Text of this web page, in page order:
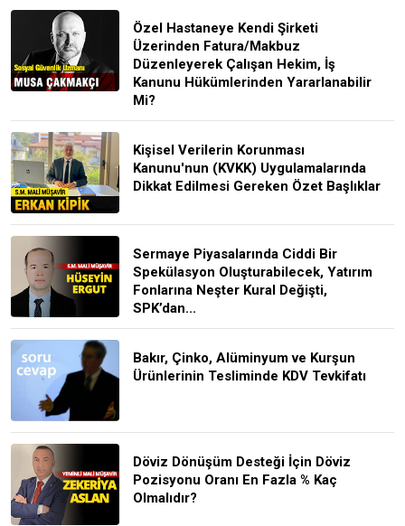
Özel Hastaneye Kendi Şirketi
Üzerinden Fatura/Makbuz
Düzenleyerek Çalışan Hekim, İş
Kanunu Hükümlerinden Yararlanabilir
Mi?
Kişisel Verilerin Korunması
Kanunu'nun (KVKK) Uygulamalarında
Dikkat Edilmesi Gereken Özet Başlıklar
Sermaye Piyasalarında Ciddi Bir
Spekülasyon Oluşturabilecek, Yatırım
Fonlarına Neşter Kural Değişti,
SPK’dan...
Bakır, Çinko, Alüminyum ve Kurşun
Ürünlerinin Tesliminde KDV Tevkifatı
Döviz Dönüşüm Desteği İçin Döviz
Pozisyonu Oranı En Fazla % Kaç
Olmalıdır?